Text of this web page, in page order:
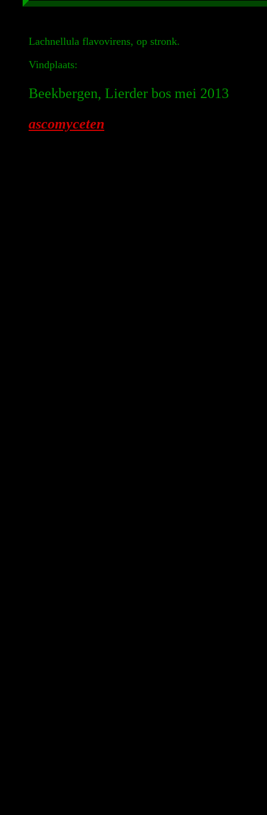
Lachnellula flavovirens, op stronk.
Vindplaats:
Beekbergen, Lierder bos mei 2013
ascomyceten